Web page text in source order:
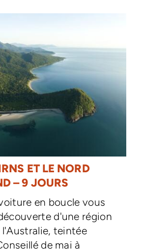
ET LE NORD
– 9 JOURS
en boucle vous
d'une région
teintée
de mai à